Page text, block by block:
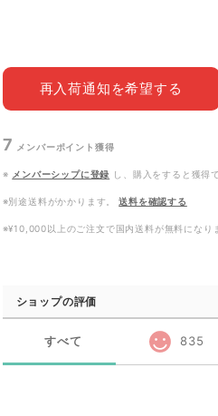
再入荷通知を希望する
7 メンバーポイント 獲得
※ メンバーシップに登録 し、購入をすると獲得
※別途送料がかかります。 送料を確認する
※¥10,000以上のご注文で国内送料が無料になり
ショップの評価
すべて 835